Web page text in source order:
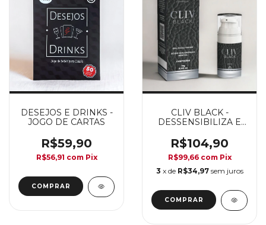
DESEJOS E DRINKS -
JOGO DE CARTAS
R$59,90
R$56,91 com Pix
CLIV BLACK -
DESSENSIBILIZA E
R$104,90
R$99,66 com Pix
3 x de R$34,97 sem juros